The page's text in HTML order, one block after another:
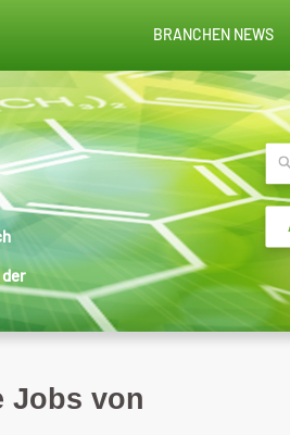
BRANCHEN NEWS
Jobs von